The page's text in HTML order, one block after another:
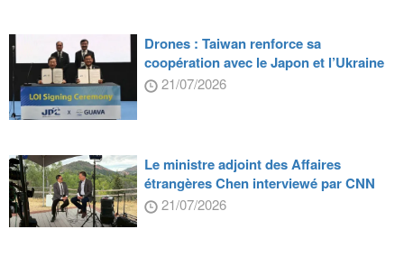
Drones : Taiwan renforce sa
coopération avec le Japon et l’Ukraine
21/07/2026
Le ministre adjoint des Affaires
étrangères Chen interviewé par CNN
21/07/2026